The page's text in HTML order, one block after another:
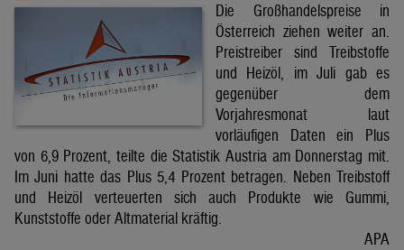
Die Großhandelspreise in
Österreich ziehen weiter an.
Preistreiber sind Treibstoffe
und Heizöl, im Juli gab es
gegenüber dem
Vorjahresmonat laut
vorläufigen Daten ein Plus
von 6,9 Prozent, teilte die Statistik Austria am Donnerstag mit.
Im Juni hatte das Plus 5,4 Prozent betragen. Neben Treibstoff
und Heizöl verteuerten sich auch Produkte wie Gummi,
Kunststoffe oder Altmaterial kräftig.
APA